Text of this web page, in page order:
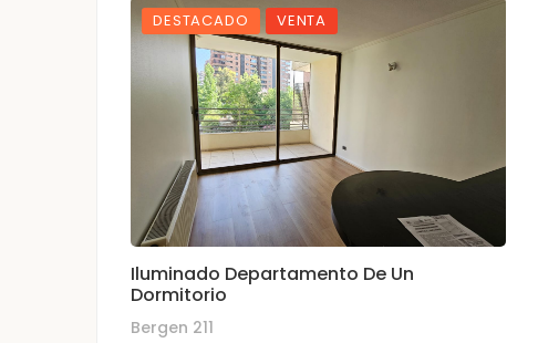
DESTACADO VENTA
Iluminado Departamento De Un
Dormitorio
Bergen 211